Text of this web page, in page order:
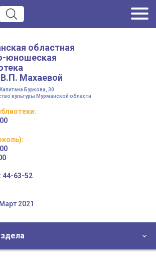
областная
юношеская
В.П. Махаевой
Буркова, 30
культуры Мурманской области
:
:
44-63-52
Март 2021